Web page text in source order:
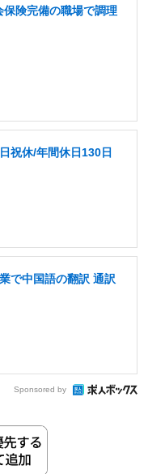
険完備の職場で調理
祝休/年間休日130日
で中国語の翻訳 通訳
Sponsored by